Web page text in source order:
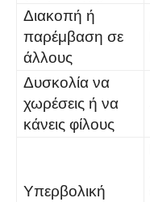
Διακοπή ή
παρέμβαση σε
άλλους
Δυσκολία να
χωρέσεις ή να
κάνεις φίλους
Υπερβολική